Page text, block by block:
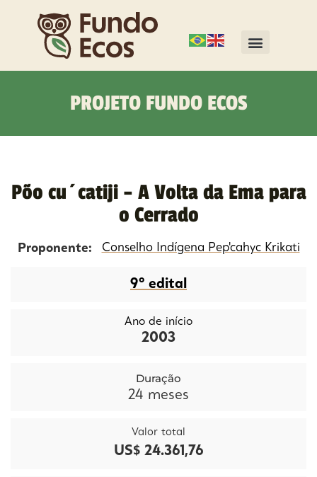
PROJETO FUNDO ECOS
Põo cu´catiji – A Volta da Ema para
o Cerrado
Proponente: Conselho Indígena Pep'cahyc Krikati
9º edital
Ano de início
2003
Duração
24 meses
Valor total
US$ 24.361,76